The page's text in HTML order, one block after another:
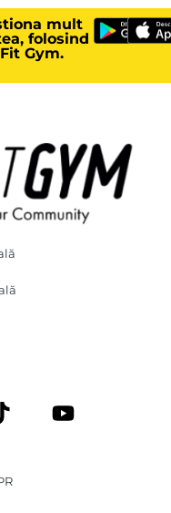
mult
folosind
Gym.